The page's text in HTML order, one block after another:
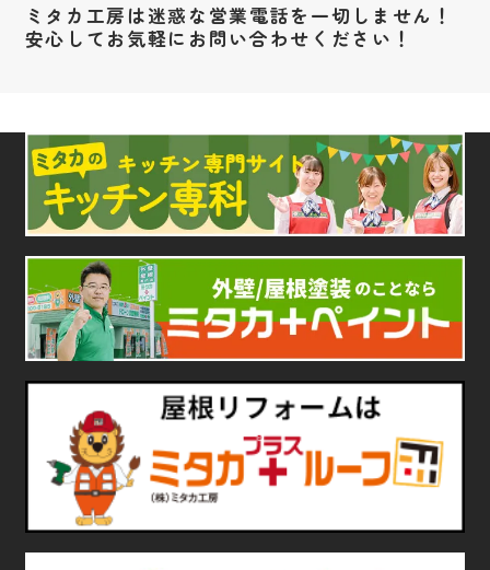
ミタカ工房は迷惑な営業電話を一切しません！
安心してお気軽にお問い合わせください！